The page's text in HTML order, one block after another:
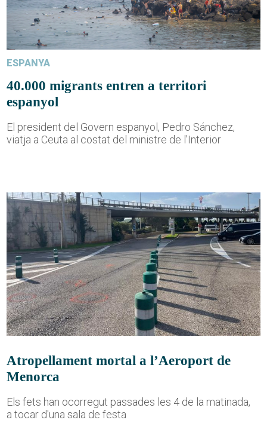
ESPANYA
40.000 migrants entren a territori
espanyol
El president del Govern espanyol, Pedro Sánchez,
viatja a Ceuta al costat del ministre de l'Interior
Atropellament mortal a l’Aeroport de
Menorca
Els fets han ocorregut passades les 4 de la matinada,
a tocar d'una sala de festa